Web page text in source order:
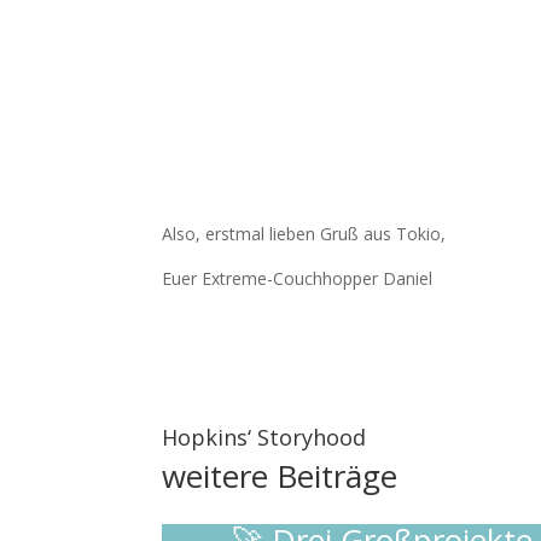
Also, erstmal lieben Gruß aus Tokio,
Euer Extreme-Couchhopper Daniel
Hopkins‘ Storyhood
weitere Beiträge